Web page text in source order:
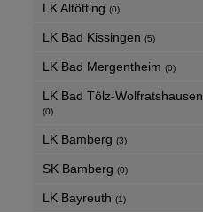
LK Altötting (0)
LK Bad Kissingen (5)
LK Bad Mergentheim (0)
LK Bad Tölz-Wolfratshausen
(0)
LK Bamberg (3)
SK Bamberg (0)
LK Bayreuth (1)